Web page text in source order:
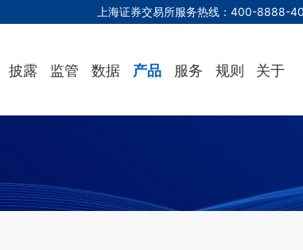
上海证券交易所服务热线： 400-8888-
披露 监管 数据 产品 服务 规则 关于